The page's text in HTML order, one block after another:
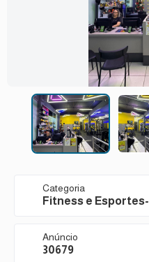
Categoria
Fitness e
Anúncio
30679